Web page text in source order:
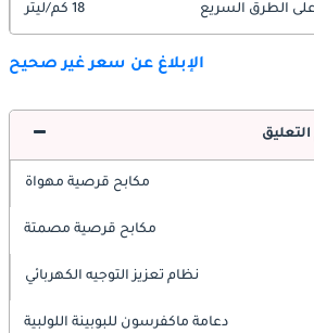
الطرق السريع 18 كم/ليتر
الإبلاغ عن سعر غير صحيح
مكابح قرصية مهواة
مكابح قرصية مصمتة
نظام تعزيز التوجيه الكهربائي
دعامة ماكفرسون للبوبينة اللولبية